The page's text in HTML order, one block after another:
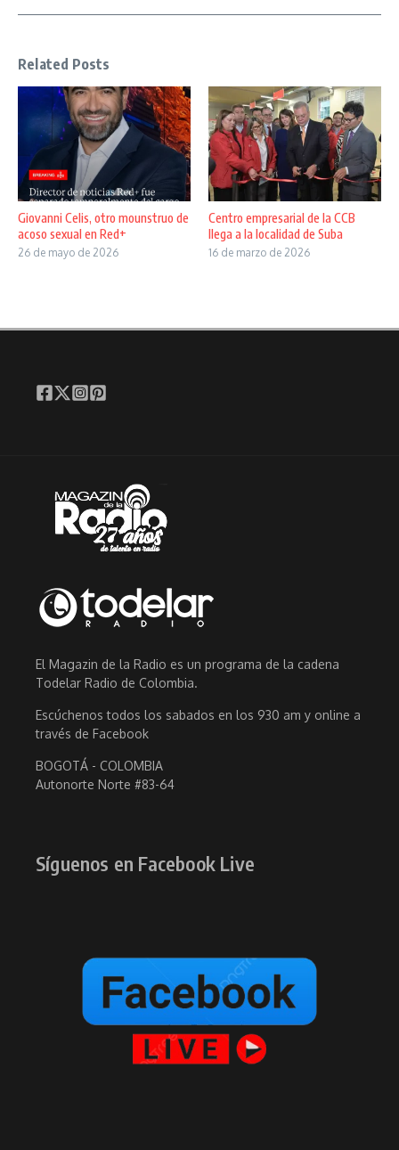
Related Posts
Giovanni Celis, otro mounstruo de
acoso sexual en Red+
26 de mayo de 2026
Centro empresarial de la CCB
llega a la localidad de Suba
16 de marzo de 2026
El Magazin de la Radio es un programa de la cadena
Todelar Radio de Colombia.
Escúchenos todos los sabados en los 930 am y online a
través de Facebook
BOGOTÁ - COLOMBIA
Autonorte Norte #83-64
Síguenos en Facebook Live